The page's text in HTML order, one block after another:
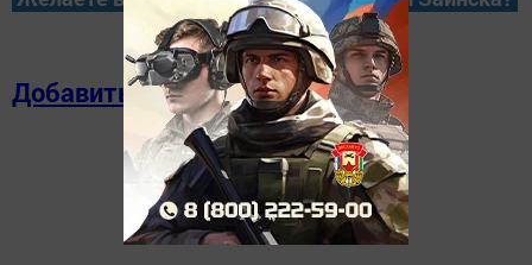
Добавить в избранное